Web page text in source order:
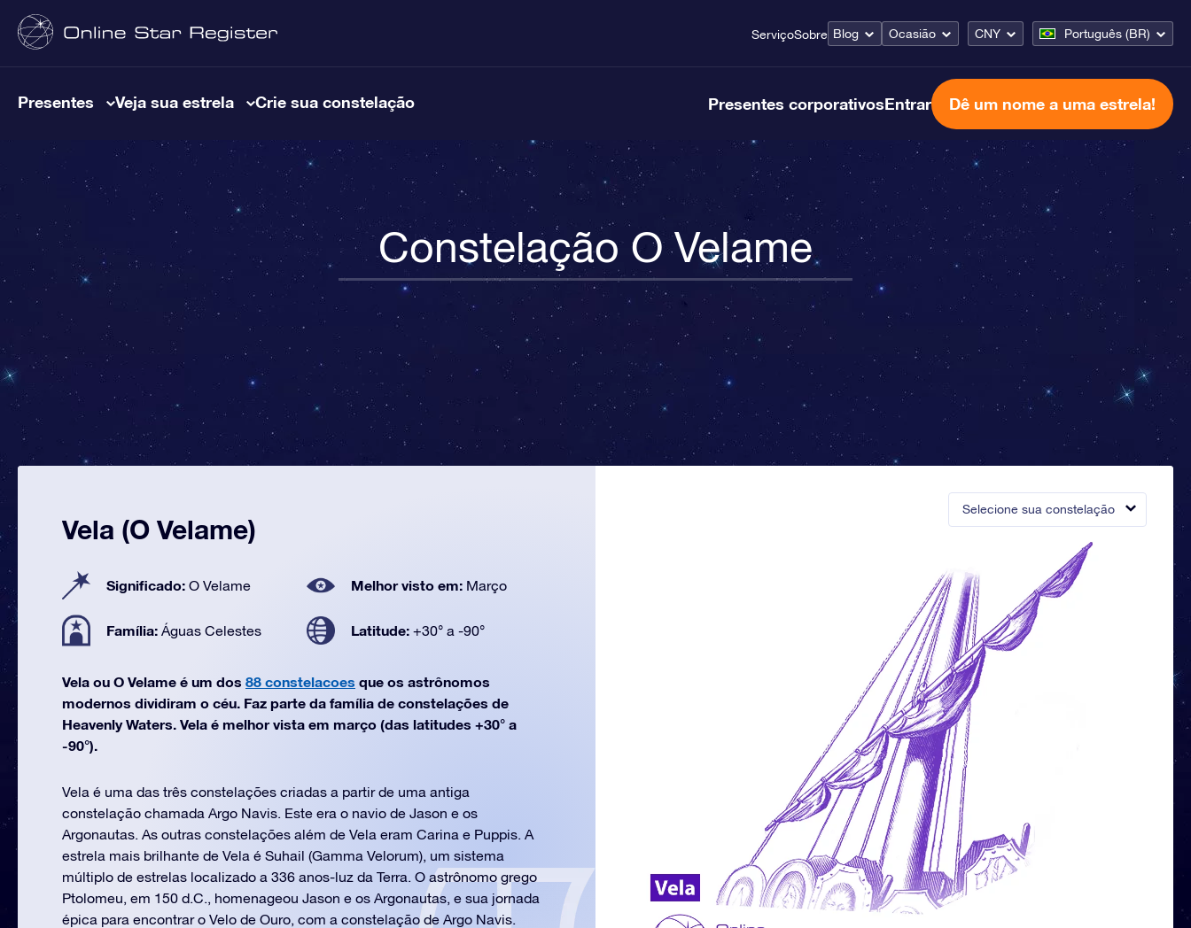
ServiçoSobre Blog Ocasião CNY Português (BR)
Presentes Veja sua estrela Crie sua constelação Presentes corporativosEntrar Dê um nome a uma estrela!
Constelação O Velame
Selecione sua constelação
Vela (O Velame)
Significado: O Velame Melhor visto em: Março
Família: Águas Celestes Latitude: +30° a -90°
Vela ou O Velame é um dos 88 constelacoes que os astrônomos
modernos dividiram o céu. Faz parte da família de constelações de
Heavenly Waters. Vela é melhor vista em março (das latitudes +30° a
-90°).
Vela é uma das três constelações criadas a partir de uma antiga
constelação chamada Argo Navis. Este era o navio de Jason e os
Argonautas. As outras constelações além de Vela eram Carina e Puppis. A
estrela mais brilhante de Vela é Suhail (Gamma Velorum), um sistema
múltiplo de estrelas localizado a 336 anos-luz da Terra. O astrônomo grego
Ptolomeu, em 150 d.C., homenageou Jason e os Argonautas, e sua jornada
épica para encontrar o Velo de Ouro, com a constelação de Argo Navis.